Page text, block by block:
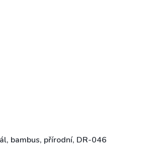
bambus, přírodní, DR-046